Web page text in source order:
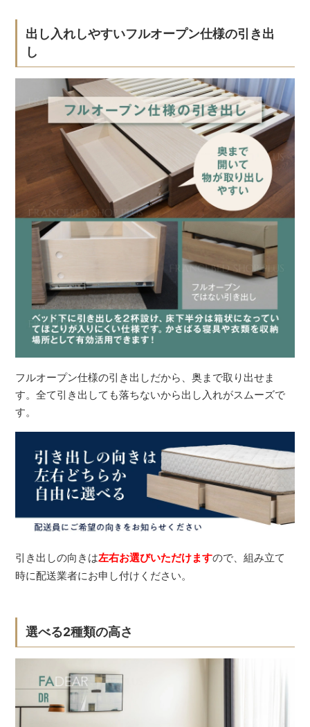
出し入れしやすいフルオープン仕様の引き出
し
フルオープン仕様の引き出しだから、奥まで取り出せま
す。全て引き出しても落ちないから出し入れがスムーズで
す。
引き出しの向きは左右お選びいただけますので、組み立て
時に配送業者にお申し付けください。
選べる2種類の高さ